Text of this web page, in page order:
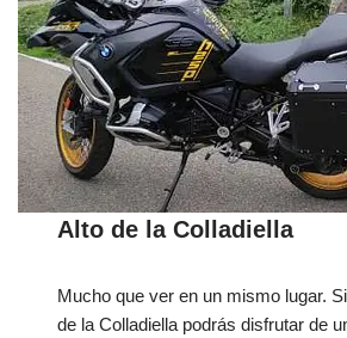
Alto de la Colladiella
Mucho que ver en un mismo lugar.
de la Colladiella podrás disfrutar de